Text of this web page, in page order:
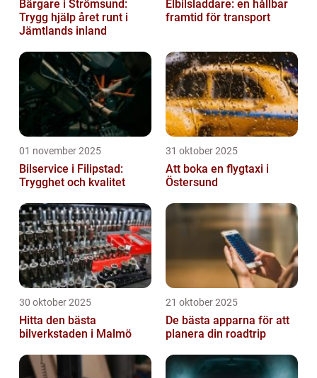
Bärgare i Strömsund:
Trygg hjälp året runt i
Jämtlands inland
Elbilsladdare: en hållbar
framtid för transport
01 november 2025
Bilservice i Filipstad:
Trygghet och kvalitet
31 oktober 2025
Att boka en flygtaxi i
Östersund
30 oktober 2025
Hitta den bästa
bilverkstaden i Malmö
21 oktober 2025
De bästa apparna för att
planera din roadtrip